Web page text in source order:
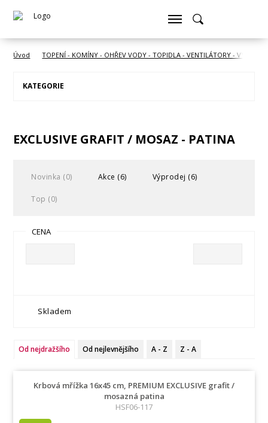
Úvod TOPENÍ - KOMÍNY - OHŘEV VODY - TOPIDLA - VENTILÁTORY -
KATEGORIE
EXCLUSIVE GRAFIT / MOSAZ - PATINA
Novinka (0) Akce (6) Výprodej (6)
Top (0)
CENA
Skladem
Od nejdražšího Od nejlevnějšího A - Z Z - A
Krbová mřížka 16x45 cm, PREMIUM EXCLUSIVE grafit /
mosazná patina
HSF06-117